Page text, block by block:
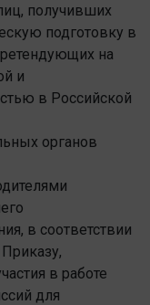
получивших
подготовку в
на
и
в Российской
органов
в соответствии
в работе
для